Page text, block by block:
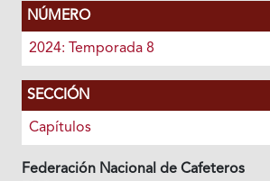
NÚMERO
2024: Temporada 8
SECCIÓN
Capítulos
Federación Nacional de Cafeteros